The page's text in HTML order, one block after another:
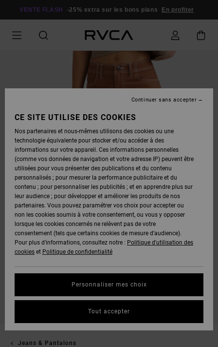
VENTE FLASH -25% extra sur les bons plans En profiter
Jeans & Pantalons
CE SITE UTILISE DES COOKIES
Nos partenaires et nous-mêmes utilisons des cookies ou une
technologie équivalente pour stocker et/ou accéder à des
informations sur votre appareil. Ces informations personnelles
(comme vos données de navigation et votre adresse IP) peuvent être
utilisées pour vous présenter des publications et du contenu
personnalisés ; pour mesurer la performance publicitaire et du
contenu ; pour personnaliser les publicités ; et en apprendre plus sur
leur audience ; pour développer et améliorer les produits de nos
partenaires. Vous pouvez paramétrer vos choix pour accepter ou
non les cookies soumis à votre consentement, ou vous y opposer
lorsque les cookies concernés ne relèvent pas de votre
consentement (tels que certains cookies de mesure d’audience).
Pour plus d'informations, consultez notre : Politique d'utilisation des
cookies et Politique de confidentialité
Personnaliser mes choix
Continuer sans accepter
Tout accepter